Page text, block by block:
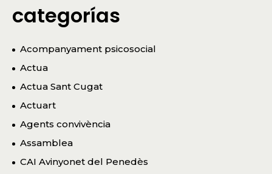
categorías
Acompanyament psicosocial
Actua
Actua Sant Cugat
Actuart
Agents convivència
Assamblea
CAI Avinyonet del Penedès